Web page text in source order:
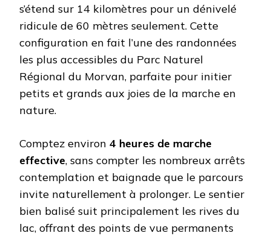
s’étend sur 14 kilomètres pour un dénivelé
ridicule de 60 mètres seulement. Cette
configuration en fait l’une des randonnées
les plus accessibles du Parc Naturel
Régional du Morvan, parfaite pour initier
petits et grands aux joies de la marche en
nature.
Comptez environ 4 heures de marche
effective, sans compter les nombreux arrêts
contemplation et baignade que le parcours
invite naturellement à prolonger. Le sentier
bien balisé suit principalement les rives du
lac, offrant des points de vue permanents